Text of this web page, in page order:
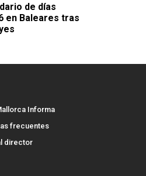
de días
en Baleares tras
Informa
frecuentes
director